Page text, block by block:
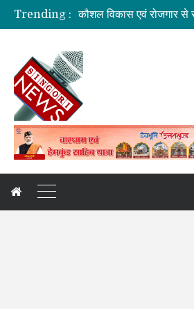
Trending :
ग्रामीण महिलाओं को
दुःखदः वाहन दुर्घटनाग्रस्त,